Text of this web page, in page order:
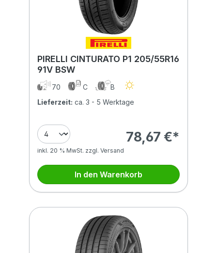
PIRELLI CINTURATO P1 205/55R16
91V BSW
70 C
B
Lieferzeit: ca. 3 - 5 Werktage
78,67 €*
inkl. 20 % MwSt. zzgl. Versand
In den Warenkorb